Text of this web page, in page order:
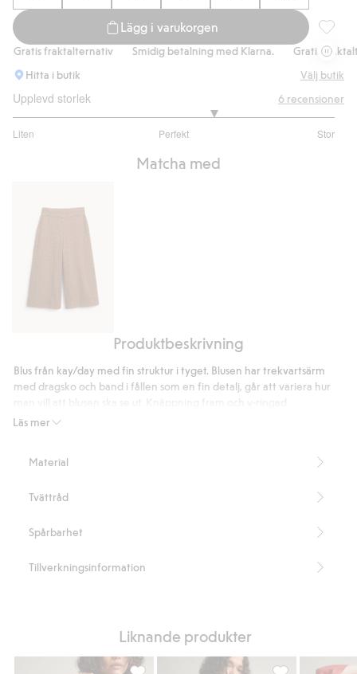
Lägg i varukorgen
Blus
fraktalternativ Smidig betalning med Klarna.
Gratis
Hitta i butik
Välj butik
Upplevd storlek
Liten Perfekt Stor
utav
betyg
6 recensioner
Matcha med
byxor
culottemodell
Produktbeskrivning
Läs mer
Blus från kay/day med fin struktur i tyget. Blusen har trekvartsärm
med dragsko och band i fållen som en fin detalj, går att variera hur
halsringning. Oversized passform med nedhasade axlar.
Knäppning fram
Nedhasade axlar
Längd 70 cm i storlek S
Artikelnummer
: 862706
Material
Tvättråd
Spårbarhet
Tillverkningsinformation
Liknande produkter